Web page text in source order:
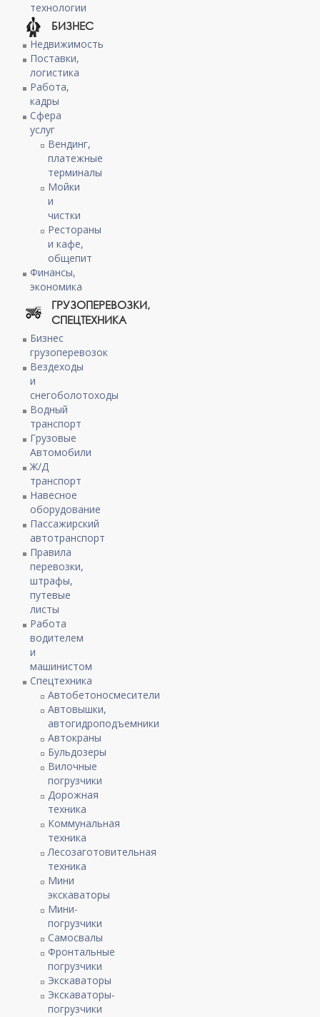
технологии
БИЗНЕС
Недвижимость
Поставки,
логистика
Работа,
кадры
Сфера
услуг
Вендинг,
платежные
терминалы
Мойки
и
чистки
Рестораны
и кафе,
общепит
Финансы,
экономика
ГРУЗОПЕРЕВОЗКИ,
СПЕЦТЕХНИКА
Бизнес
грузоперевозок
Вездеходы
и
снегоболотоходы
Водный
транспорт
Грузовые
Автомобили
Ж/Д
транспорт
Навесное
оборудование
Пассажирский
автотранспорт
Правила
перевозки,
штрафы,
путевые
листы
Работа
водителем
и
машинистом
Спецтехника
Автобетоносмесители
Автовышки,
автогидроподъемники
Автокраны
Бульдозеры
Вилочные
погрузчики
Дорожная
техника
Коммунальная
техника
Лесозаготовительная
техника
Мини
экскаваторы
Мини-
погрузчики
Самосвалы
Фронтальные
погрузчики
Экскаваторы
Экскаваторы-
погрузчики